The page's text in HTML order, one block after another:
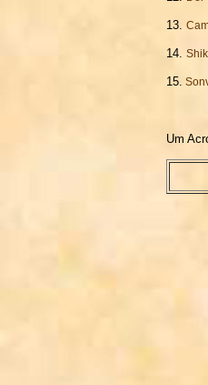
13.
14.
15.
Um